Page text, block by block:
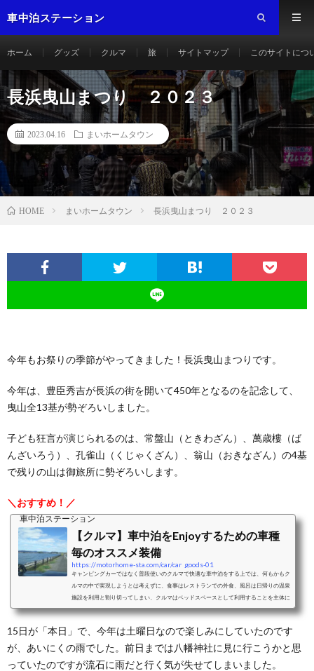
車中泊ステーション
ホーム グッズ クルマ 旅 サイトマップ このサイトにつ
長浜曳山まつり ２０２３
2023.04.16 まいホームタウン
HOME まいホームタウン 長浜曳山まつり ２０２３
今年もお祭りの季節がやってきました！長浜曳山まつりです。
今年は、豊臣秀吉が長浜の街を開いて450年となるのを記念して、
曳山全13基が勢ぞろいしました。
子ども狂言が演じられるのは、常盤山（ときわざん）、萬歳樓（ば
んざいろう）、孔雀山（くじゃくざん）、翁山（おきなざん）の4基
で残りの山は御旅所に勢ぞろいします。
＼おすすめ！／
車中泊ステーション
【クルマ】車中泊をEnjoyするための車種
毎のオススメ装備
https://motorhome-sta.com/car/car_goods-01
キャンピングカーではなく普段使いのクルマで快適な車中泊をする上では、何もかもク
ルマの中で実現しようとは考えずに、食事はレストランでの外食、風呂は日帰りの温泉
施設を利用と割り切ってしまい、クルマはベッドスペースとして利用することを主体に
考えることをおすすめします。ベッドスペースとして利用することを考えた際の車中泊
紹介します。ミニバンミニバンは、前席はそのままで2列目以降のシートアレンジによ
り大人二人＋小さな子供一人程度...
15日が「本日」で、今年は土曜日なので楽しみにしていたのです
が、あいにくの雨でした。前日までは八幡神社に見に行こうかと思
っていたのですが流石に雨だと行く気が失せてしまいました。